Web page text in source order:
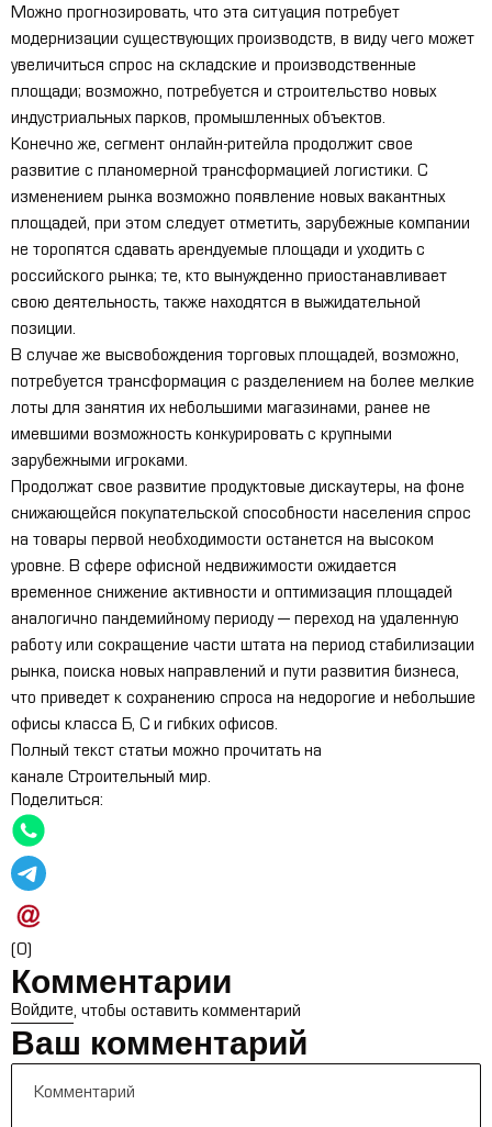
Можно прогнозировать, что эта ситуация потребует
модернизации существующих производств, в виду чего может
увеличиться спрос на складские и производственные
площади; возможно, потребуется и строительство новых
индустриальных парков, промышленных объектов.
Конечно же, сегмент онлайн-ритейла продолжит свое
развитие с планомерной трансформацией логистики. С
изменением рынка возможно появление новых вакантных
площадей, при этом следует отметить, зарубежные компании
не торопятся сдавать арендуемые площади и уходить с
российского рынка; те, кто вынужденно приостанавливает
свою деятельность, также находятся в выжидательной
позиции.
В случае же высвобождения торговых площадей, возможно,
потребуется трансформация с разделением на более мелкие
лоты для занятия их небольшими магазинами, ранее не
имевшими возможность конкурировать с крупными
зарубежными игроками.
Продолжат свое развитие продуктовые дискаутеры, на фоне
снижающейся покупательской способности населения спрос
на товары первой необходимости останется на высоком
уровне. В сфере офисной недвижимости ожидается
временное снижение активности и оптимизация площадей
аналогично пандемийному периоду — переход на удаленную
работу или сокращение части штата на период стабилизации
рынка, поиска новых направлений и пути развития бизнеса,
что приведет к сохранению спроса на недорогие и небольшие
офисы класса Б, С и гибких офисов.
Полный текст статьи можно прочитать на
канале Строительный мир.
Поделиться:
(0)
Комментарии
Войдите, чтобы оставить комментарий
Ваш комментарий